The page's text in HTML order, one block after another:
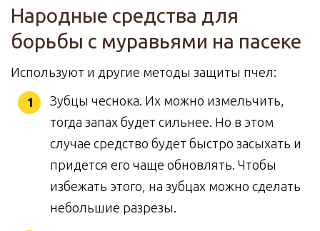
Народные средства для
борьбы с муравьями на пасеке
Используют и другие методы защиты пчел:
Зубцы чеснока. Их можно измельчить,
тогда запах будет сильнее. Но в этом
случае средство будет быстро засыхать и
придется его чаще обновлять. Чтобы
избежать этого, на зубцах можно сделать
небольшие разрезы.